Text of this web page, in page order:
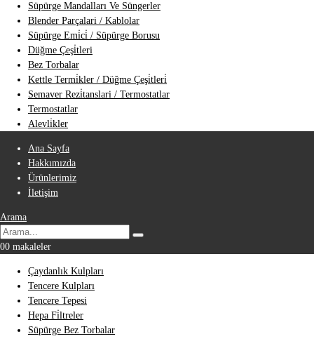
Süpürge Mandalları Ve Süngerler
Blender Parçalari / Kablolar
Süpürge Emi̇ci̇ / Süpürge Borusu
Düğme Çeşi̇tleri
Bez Torbalar
Kettle Termi̇kler / Düğme Çeşi̇tleri̇
Semaver Rezi̇tanslari / Termostatlar
Termostatlar
Alevli̇kler
Ana Sayfa
Hakkımızda
Ürünlerimiz
İletişim
Arama
00 makaleler
Çaydanlık Kulpları
Tencere Kulpları
Tencere Tepesi
Hepa Fi̇ltreler
Süpürge Bez Torbalar